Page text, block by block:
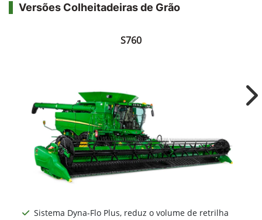
Versões Colheitadeiras de Grão
S760
Sistema Dyna-Flo Plus, reduz o volume de retrilha